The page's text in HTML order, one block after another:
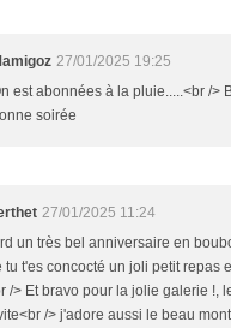
27/01/2025 19:25
est abonnées à la pluie.....<br />
soirée
27/01/2025 11:24
un très bel anniversaire en
tu t'es concocté un joli petit repas
/> Et bravo pour la jolie galerie !,
/> j'adore aussi le beau